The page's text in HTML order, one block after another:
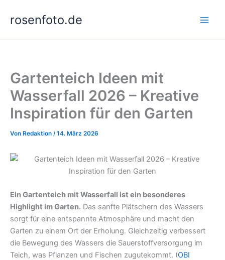
Inhaltrosenfoto.de
Gartenteich Ideen mit
Wasserfall 2026 – Kreative
Inspiration für den Garten
Von Redaktion /14. März 2026
Ein Gartenteich mit Wasserfall ist ein besonderes
Highlight im Garten. Das sanfte Plätschern des Wassers
sorgt für eine entspannte Atmosphäre und macht den
Garten zu einem Ort der Erholung. Gleichzeitig verbessert
die Bewegung des Wassers die Sauerstoffversorgung im
Teich, was Pflanzen und Fischen zugutekommt. (OBI